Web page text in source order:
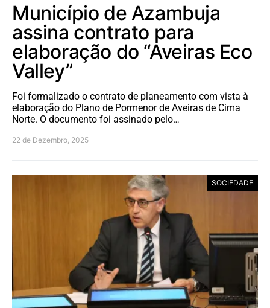
Município de Azambuja
assina contrato para
elaboração do “Aveiras Eco
Valley”
Foi formalizado o contrato de planeamento com vista à
elaboração do Plano de Pormenor de Aveiras de Cima
Norte. O documento foi assinado pelo…
22 de Dezembro, 2025
SOCIEDADE